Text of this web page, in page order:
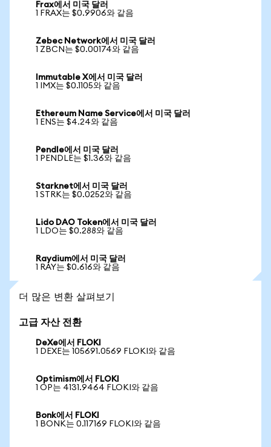
Frax에서 미국 달러
1 FRAX는 $0.9906와 같음
Zebec Network에서 미국 달러
1 ZBCN는 $0.00174와 같음
Immutable X에서 미국 달러
1 IMX는 $0.1105와 같음
Ethereum Name Service에서 미국 달러
1 ENS는 $4.24와 같음
Pendle에서 미국 달러
1 PENDLE는 $1.36와 같음
Starknet에서 미국 달러
1 STRK는 $0.0252와 같음
Lido DAO Token에서 미국 달러
1 LDO는 $0.288와 같음
Raydium에서 미국 달러
1 RAY는 $0.616와 같음
더 많은 변환 살펴보기
고급 자산 전환
DeXe에서 FLOKI
1 DEXE는 105691.0569 FLOKI와 같음
Optimism에서 FLOKI
1 OP는 4131.9464 FLOKI와 같음
Bonk에서 FLOKI
1 BONK는 0.117169 FLOKI와 같음